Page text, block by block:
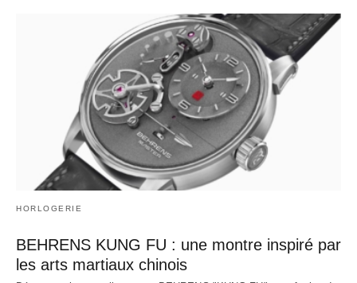
HORLOGERIE
BEHRENS KUNG FU : une montre inspiré par
les arts martiaux chinois